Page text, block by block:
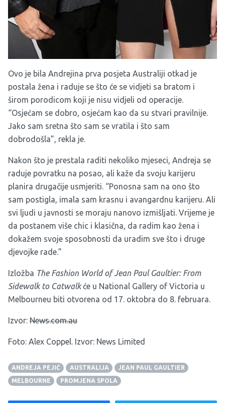
Ovo je bila Andrejina prva posjeta Australiji otkad je
postala žena i raduje se što će se vidjeti sa bratom i
širom porodicom koji je nisu vidjeli od operacije.
“Osjećam se dobro, osjećam kao da su stvari pravilnije.
Jako sam sretna što sam se vratila i što sam
dobrodošla”, rekla je.
Nakon što je prestala raditi nekoliko mjeseci, Andreja se
raduje povratku na posao, ali kaže da svoju karijeru
planira drugačije usmjeriti. “Ponosna sam na ono što
sam postigla, imala sam krasnu i avangardnu karijeru. Ali
svi ljudi u javnosti se moraju nanovo izmišljati. Vrijeme je
da postanem više chic i klasična, da radim kao žena i
dokažem svoje sposobnosti da uradim sve što i druge
djevojke rade.”
Izložba The Fashion World of Jean Paul Gaultier: From
Sidewalk to Catwalkće u National Gallery of Victoria u
Melbourneu biti otvorena od 17. oktobra do 8. februara.
Izvor: News.com.au
Foto: Alex Coppel. Izvor: News Limited
ANDREJA PEJIĆ AUSTRALIJA
JEAN PAUL GAULTIER
MELBOURNE
PROMJENA SPOLA